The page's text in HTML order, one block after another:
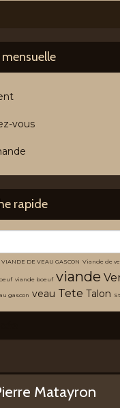
vous
rapide
VIANDE DE VEAU GASCON Viande de
viande boeuf viande
gascon veau Tete Talon
Matayron